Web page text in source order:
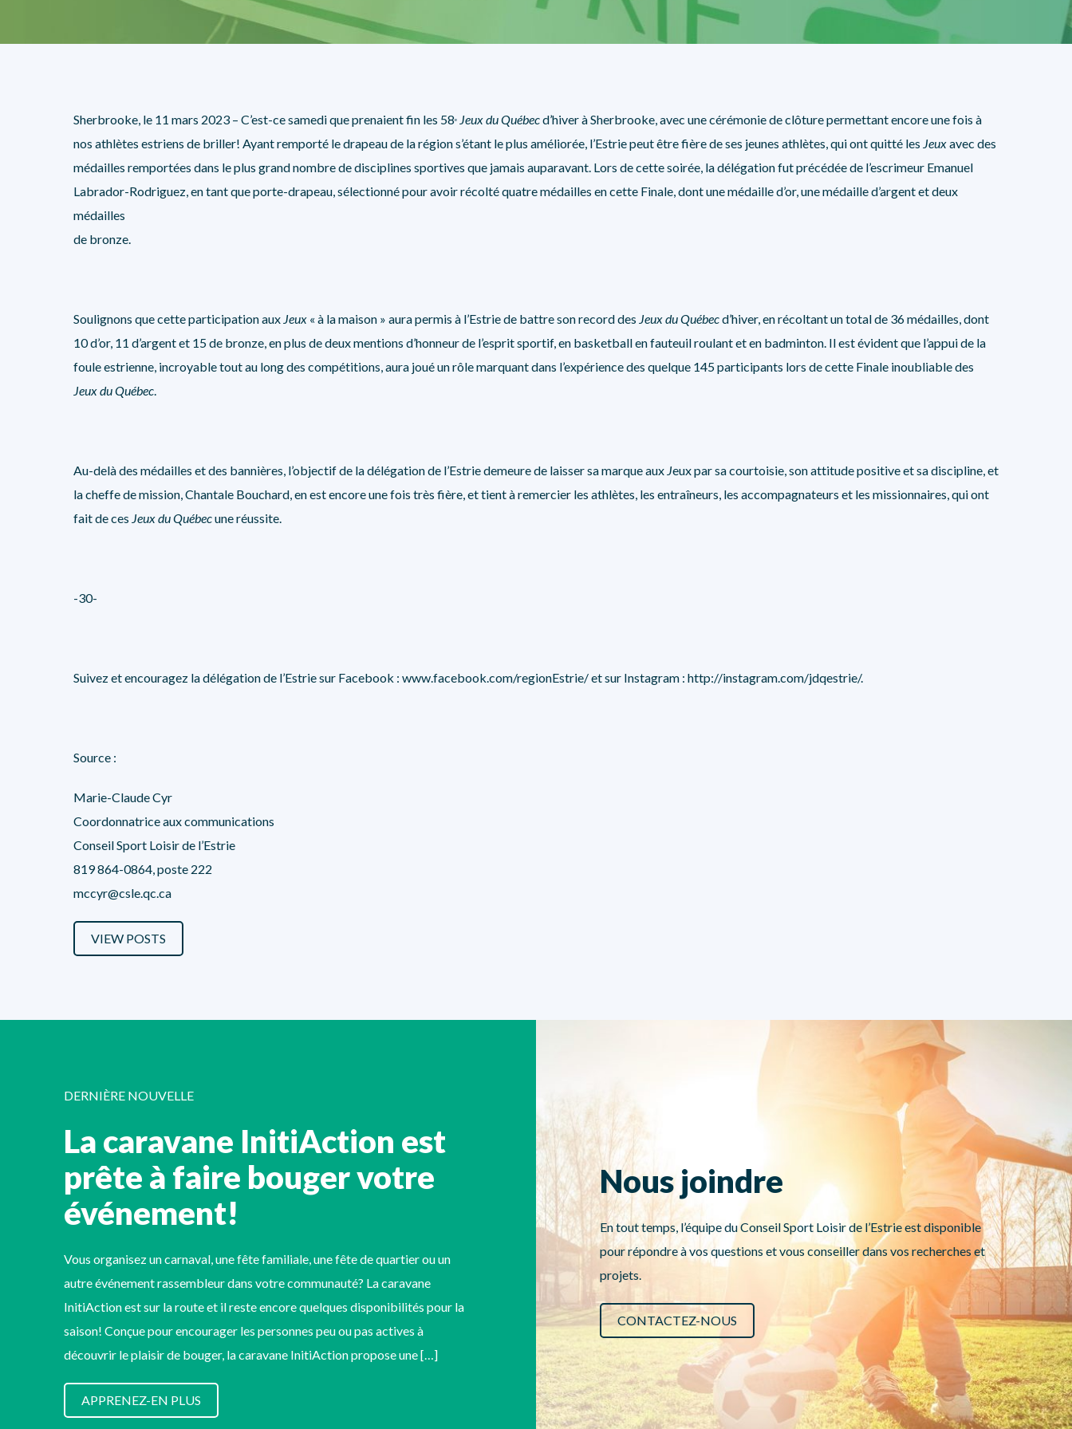
SÉCURITÉ, INTÉGRITÉ ET ÉTHIQUE
SPORT
NOS PARTENAIRES
Sherbrooke, le 11 mars 2023 – C’est-ce samedi que prenaient fin les 58e Jeux du Québecd’hiver à Sherbrooke, avec une cérémonie de clôture permettant encore une fois à
nos athlètes estriens de briller! Ayant remporté le drapeau de la région s’étant le plus améliorée, l’Estrie peut être fière de ses jeunes athlètes, qui ont quitté les Jeuxavec des
médailles remportées dans le plus grand nombre de disciplines sportives que jamais auparavant. Lors de cette soirée, la délégation fut précédée de l’escrimeur Emanuel
Labrador-Rodriguez, en tant que porte-drapeau, sélectionné pour avoir récolté quatre médailles en cette Finale, dont une médaille d’or, une médaille d’argent et deux
médailles
de bronze.
Soulignons que cette participation aux Jeux « à la maison » aura permis à l’Estrie de battre son record des Jeux du Québecd’hiver, en récoltant un total de 36 médailles, dont
10 d’or, 11 d’argent et 15 de bronze, en plus de deux mentions d’honneur de l’esprit sportif, en basketball en fauteuil roulant et en badminton. Il est évident que l’appui de la
foule estrienne, incroyable tout au long des compétitions, aura joué un rôle marquant dans l’expérience des quelque 145 participants lors de cette Finale inoubliable des
Jeux du Québec.
Au-delà des médailles et des bannières, l’objectif de la délégation de l’Estrie demeure de laisser sa marque aux Jeux par sa courtoisie, son attitude positive et sa discipline, et
la cheffe de mission, Chantale Bouchard, en est encore une fois très fière, et tient à remercier les athlètes, les entraîneurs, les accompagnateurs et les missionnaires, qui ont
fait de ces Jeux du Québecune réussite.
-30-
Suivez et encouragez la délégation de l’Estrie sur Facebook : www.facebook.com/regionEstrie/et sur Instagram : http://instagram.com/jdqestrie/.
Source :
Marie-Claude Cyr
Coordonnatrice aux communications
Conseil Sport Loisir de l’Estrie
819 864-0864, poste 222
mccyr@csle.qc.ca
VIEW POSTS
DERNIÈRE NOUVELLE
La caravane InitiAction est
prête à faire bouger votre
événement!
Vous organisez un carnaval, une fête familiale, une fête de quartier ou un
autre événement rassembleur dans votre communauté? La caravane
InitiAction est sur la route et il reste encore quelques disponibilités pour la
saison! Conçue pour encourager les personnes peu ou pas actives à
découvrir le plaisir de bouger, la caravane InitiAction propose une […]
APPRENEZ-EN PLUS
Nous joindre
En tout temps, l’équipe du Conseil Sport Loisir de l’Estrie est disponible
pour répondre à vos questions et vous conseiller dans vos recherches et
projets.
CONTACTEZ-NOUS